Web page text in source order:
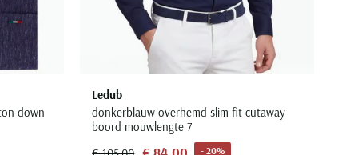
down
Ledub
donkerblauw overhemd slim fit cutaway
boord mouwlengte 7
- 20%